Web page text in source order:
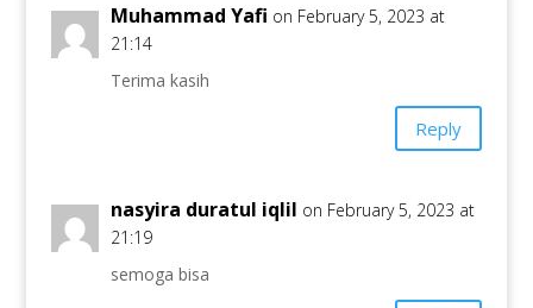
Muhammad Yafi on February 5, 2023 at
21:14
Terima kasih
Reply
nasyira duratul iqlil on February 5, 2023 at
21:19
semoga bisa